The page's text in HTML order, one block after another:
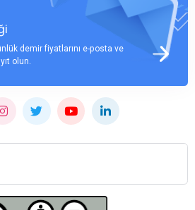
demir fiyatlarını e-posta ve
olun.